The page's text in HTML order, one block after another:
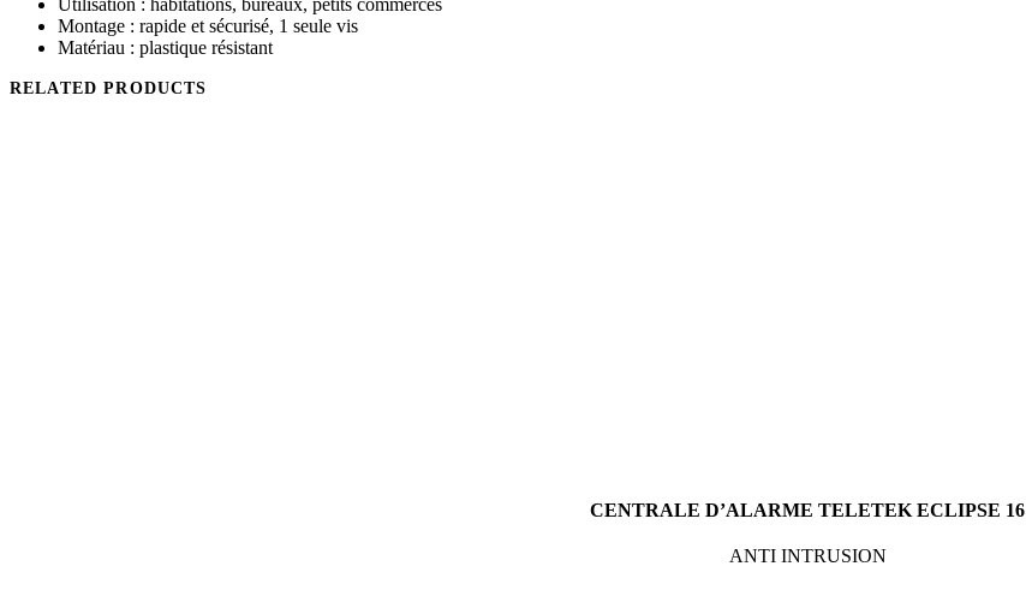
Montage : rapide et sécurisé, 1 seule vis
Matériau : plastique résistant
RELATED PRODUCTS
CENTRALE D’ALARME TELETEK ECLIPSE 16
ANTI INTRUSION